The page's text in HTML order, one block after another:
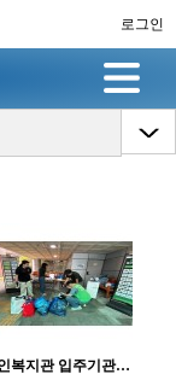
로그인
복지관 입주기관…